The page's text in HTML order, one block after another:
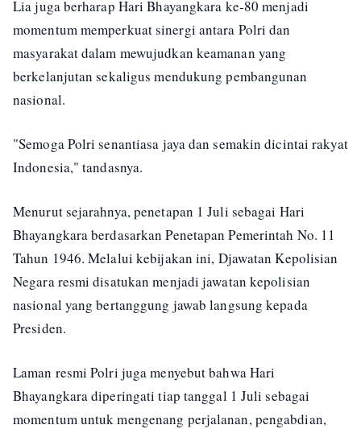
Lia juga berharap Hari Bhayangkara ke-80 menjadi
momentum memperkuat sinergi antara Polri dan
masyarakat dalam mewujudkan keamanan yang
berkelanjutan sekaligus mendukung pembangunan
nasional.
"Semoga Polri senantiasa jaya dan semakin dicintai rakyat
Indonesia," tandasnya.
Menurut sejarahnya, penetapan 1 Juli sebagai Hari
Bhayangkara berdasarkan Penetapan Pemerintah No. 11
Tahun 1946. Melalui kebijakan ini, Djawatan Kepolisian
Negara resmi disatukan menjadi jawatan kepolisian
nasional yang bertanggung jawab langsung kepada
Presiden.
Laman resmi Polri juga menyebut bahwa Hari
Bhayangkara diperingati tiap tanggal 1 Juli sebagai
momentum untuk mengenang perjalanan, pengabdian,